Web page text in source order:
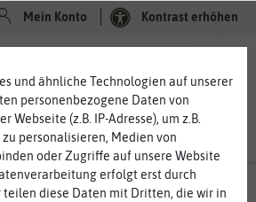
Mein Konto Kontrast erhöhen
und ähnliche Technologien auf unserer
personenbezogene Daten von
Webseite (z.B. IP-Adresse), um z.B.
personalisieren, Medien von
oder Zugriffe auf unsere Website
erfolgt erst durch
teilen diese Daten mit Dritten, die wir in